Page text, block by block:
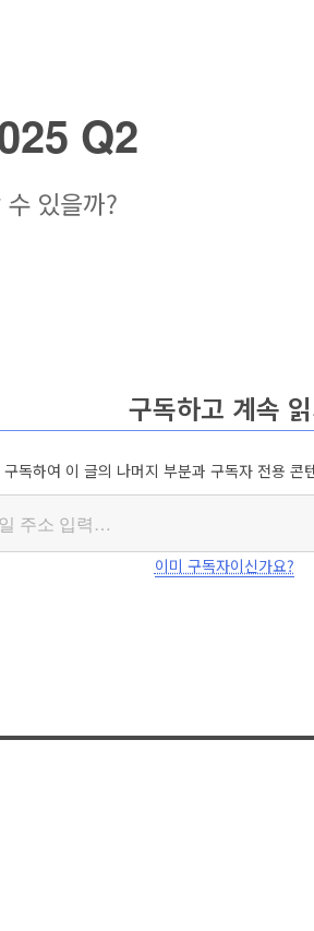
Q2
있을까?
구독하고 계속
구독하여 이 글의 나머지 부분과 구독자 전용 콘
이미 구독자이신가요?